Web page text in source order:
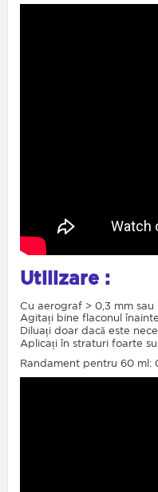
Utilizare :
Cu aerograf > 0,3 mm sau
Agitați bine flaconul
Diluați doar dacă este
Aplicați în straturi foarte
Randament pentru 60 ml: